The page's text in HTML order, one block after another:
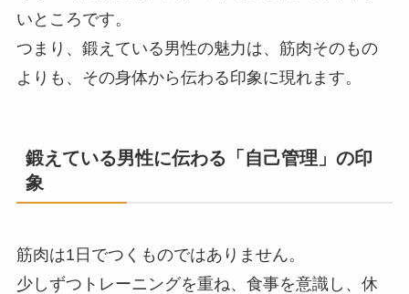
いところです。
つまり、鍛えている男性の魅力は、筋肉そのもの
よりも、その身体から伝わる印象に現れます。
鍛えている男性に伝わる「自己管理」の印
象
筋肉は1日でつくものではありません。
少しずつトレーニングを重ね、食事を意識し、休